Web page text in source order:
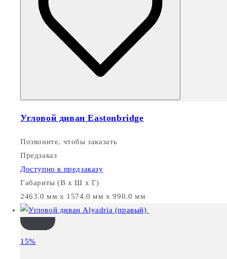
Угловой диван Eastonbridge
Позвоните, чтобы заказать
Предзаказ
Доступно к предзаказу
Габариты (В х Ш х Г)
2463.0 мм x 1574.0 мм x 990.0 мм
15%